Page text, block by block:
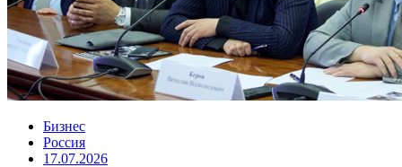
Бизнес
Россия
17.07.2026